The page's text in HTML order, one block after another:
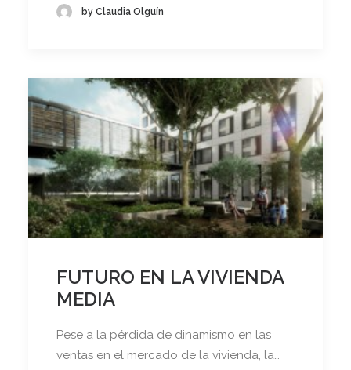
by Claudia Olguín
FUTURO EN LA VIVIENDA
MEDIA
Pese a la pérdida de dinamismo en las
ventas en el mercado de la vivienda, la…